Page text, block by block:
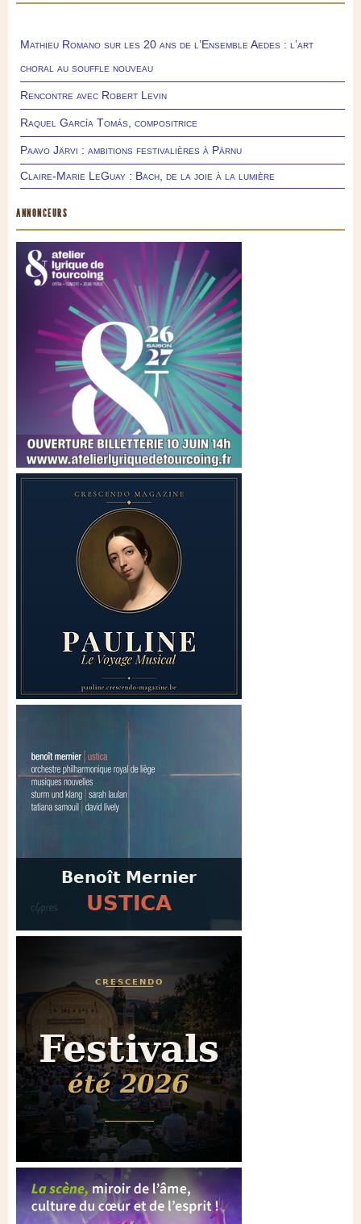
Mathieu Romano sur les 20 ans de l’Ensemble Aedes : l’art
choral au souffle nouveau
Rencontre avec Robert Levin
Raquel García Tomás, compositrice
Paavo Järvi : ambitions festivalières à Pärnu
Claire-Marie LeGuay : Bach, de la joie à la lumière
ANNONCEURS